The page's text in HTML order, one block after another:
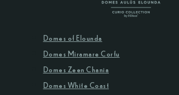
Domes of Elounda
Domes Miramare Corfu
Domes Zeen Chania
Domes White Coast